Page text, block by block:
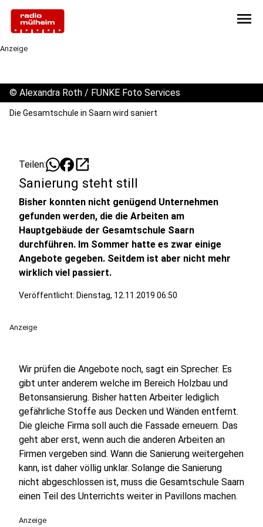
menu
Anzeige
© Alexandra Roth / FUNKE Foto Services
Die Gesamtschule in Saarn wird saniert
Teilen: open_in_new
Sanierung steht still
Bisher konnten nicht genügend Unternehmen
gefunden werden, die die Arbeiten am
Hauptgebäude der Gesamtschule Saarn
durchführen. Im Sommer hatte es zwar einige
Angebote gegeben. Seitdem ist aber nicht mehr
wirklich viel passiert.
Veröffentlicht: Dienstag, 12.11.2019 06:50
Anzeige
Wir prüfen die Angebote noch, sagt ein Sprecher. Es
gibt unter anderem welche im Bereich Holzbau und
Betonsansierung. Bisher hatten Arbeiter lediglich
gefährliche Stoffe aus Decken und Wänden entfernt.
Die gleiche Firma soll auch die Fassade erneuern. Das
geht aber erst, wenn auch die anderen Arbeiten an
Firmen vergeben sind. Wann die Sanierung weitergehen
kann, ist daher völlig unklar. Solange die Sanierung
nicht abgeschlossen ist, muss die Gesamtschule Saarn
einen Teil des Unterrichts weiter in Pavillons machen.
Anzeige